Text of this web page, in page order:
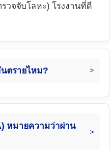
จจับโลหะ) โรงงานที่ดี
ตรายไหม?
หมายความว่าผ่าน